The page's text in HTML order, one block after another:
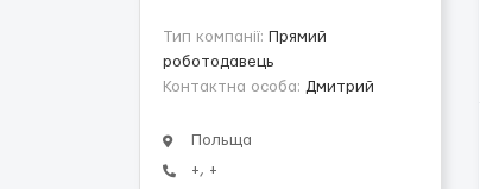
Тип компанії: Прямий
роботодавець
Контактна особа: Дмитрий
Польща
+, +